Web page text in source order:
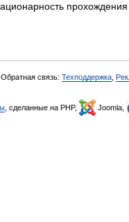
Обратная связь: Техподдержка
, сделанные на PHP, Joomla,